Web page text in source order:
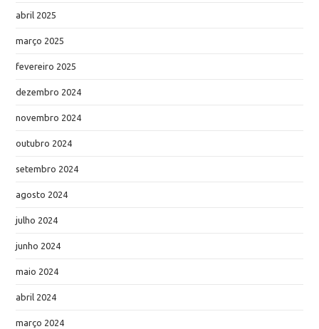
abril 2025
março 2025
fevereiro 2025
dezembro 2024
novembro 2024
outubro 2024
setembro 2024
agosto 2024
julho 2024
junho 2024
maio 2024
abril 2024
março 2024